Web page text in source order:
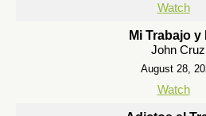
Watch
Mi Trabajo y
John Cruz
August 28,
Watch